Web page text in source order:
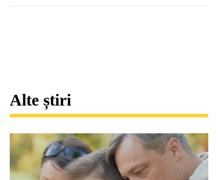
Alte știri